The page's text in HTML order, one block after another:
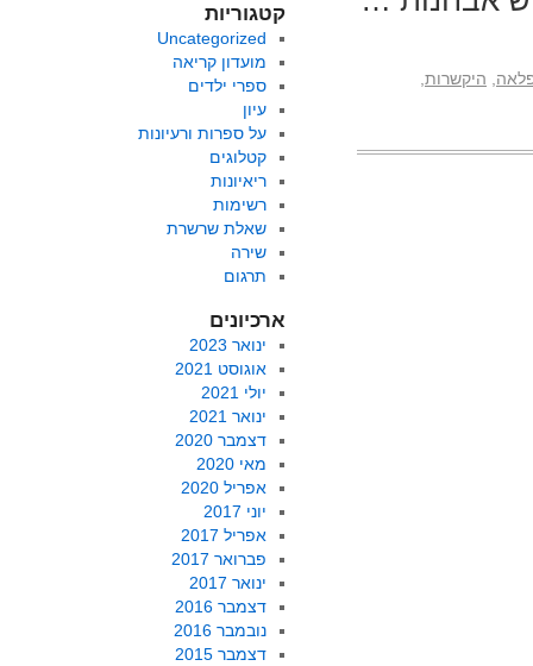
היקשרות
קטגוריות
Uncategorized
מועדון קריאה
ספרי ילדים
עיון
על ספרות ורעיונות
קטלוגים
ריאיונות
רשימות
שאלת שרשרת
שירה
תרגום
ארכיונים
ינואר 2023
אוגוסט 2021
יולי 2021
ינואר 2021
דצמבר 2020
מאי 2020
אפריל 2020
יוני 2017
אפריל 2017
פברואר 2017
ינואר 2017
דצמבר 2016
נובמבר 2016
דצמבר 2015